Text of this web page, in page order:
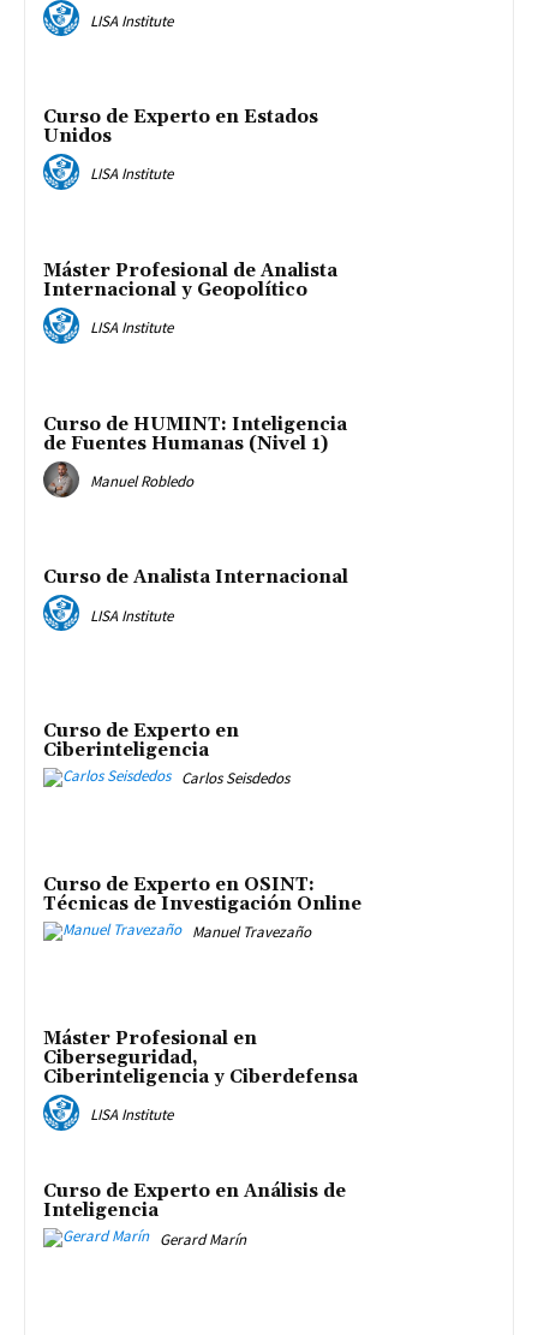
LISA Institute
Curso de Experto en Estados
Unidos
LISA Institute
Máster Profesional de Analista
Internacional y Geopolítico
LISA Institute
Curso de HUMINT: Inteligencia
de Fuentes Humanas (Nivel 1)
Manuel Robledo
Curso de Analista Internacional
LISA Institute
Curso de Experto en
Ciberinteligencia
Carlos Seisdedos
Curso de Experto en OSINT:
Técnicas de Investigación Online
Manuel Travezaño
Máster Profesional en
Ciberseguridad,
Ciberinteligencia y Ciberdefensa
LISA Institute
Curso de Experto en Análisis de
Inteligencia
Gerard Marín